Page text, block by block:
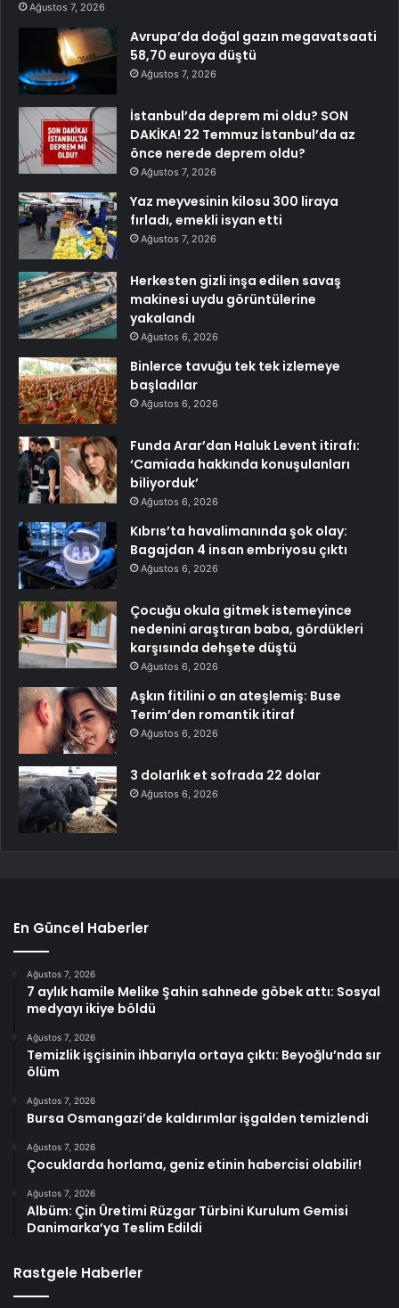
Ağustos 7, 2026
Avrupa’da doğal gazın megavatsaati
58,70 euroya düştü
Ağustos 7, 2026
İstanbul’da deprem mi oldu? SON
DAKİKA! 22 Temmuz İstanbul’da az
önce nerede deprem oldu?
Ağustos 7, 2026
Yaz meyvesinin kilosu 300 liraya
fırladı, emekli isyan etti
Ağustos 7, 2026
Herkesten gizli inşa edilen savaş
makinesi uydu görüntülerine
yakalandı
Ağustos 6, 2026
Binlerce tavuğu tek tek izlemeye
başladılar
Ağustos 6, 2026
Funda Arar’dan Haluk Levent itirafı:
‘Camiada hakkında konuşulanları
biliyorduk’
Ağustos 6, 2026
Kıbrıs’ta havalimanında şok olay:
Bagajdan 4 insan embriyosu çıktı
Ağustos 6, 2026
Çocuğu okula gitmek istemeyince
nedenini araştıran baba, gördükleri
karşısında dehşete düştü
Ağustos 6, 2026
Aşkın fitilini o an ateşlemiş: Buse
Terim’den romantik itiraf
Ağustos 6, 2026
3 dolarlık et sofrada 22 dolar
Ağustos 6, 2026
En Güncel Haberler
Ağustos 7, 2026
7 aylık hamile Melike Şahin sahnede göbek attı: Sosyal
medyayı ikiye böldü
Ağustos 7, 2026
Temizlik işçisinin ihbarıyla ortaya çıktı: Beyoğlu’nda sır
ölüm
Ağustos 7, 2026
Bursa Osmangazi’de kaldırımlar işgalden temizlendi
Ağustos 7, 2026
Çocuklarda horlama, geniz etinin habercisi olabilir!
Ağustos 7, 2026
Albüm: Çin Üretimi Rüzgar Türbini Kurulum Gemisi
Danimarka’ya Teslim Edildi
Rastgele Haberler